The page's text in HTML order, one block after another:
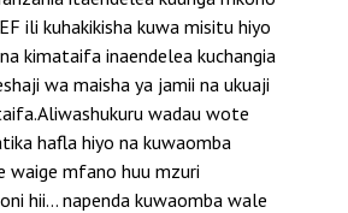
ili kuhakikisha kuwa misitu hiyo
kimataifa inaendelea kuchangia
wa maisha ya jamii na ukuaji
wadau wote
hafla hiyo na kuwaomba
waige mfano huu mzuri
hii… napenda kuwaomba wale